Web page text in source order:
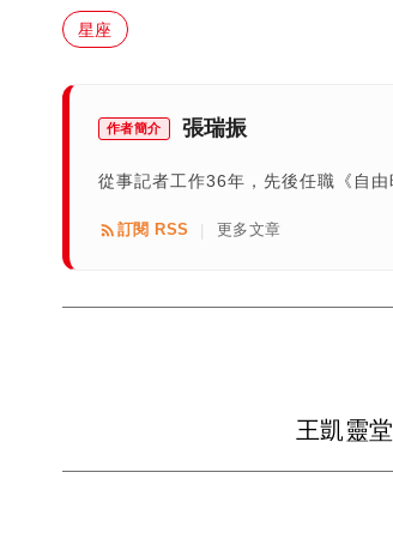
星座
作者簡介 張瑞振
從事記者工作36年，先後任職《自
訂閱 RSS 更多文章
王凱靈